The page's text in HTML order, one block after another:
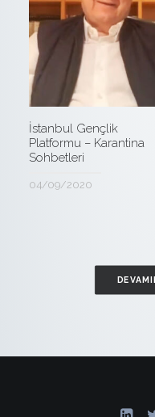
İstanbul Gençlik
Platformu – Karantina
Sohbetleri
04/09/2020